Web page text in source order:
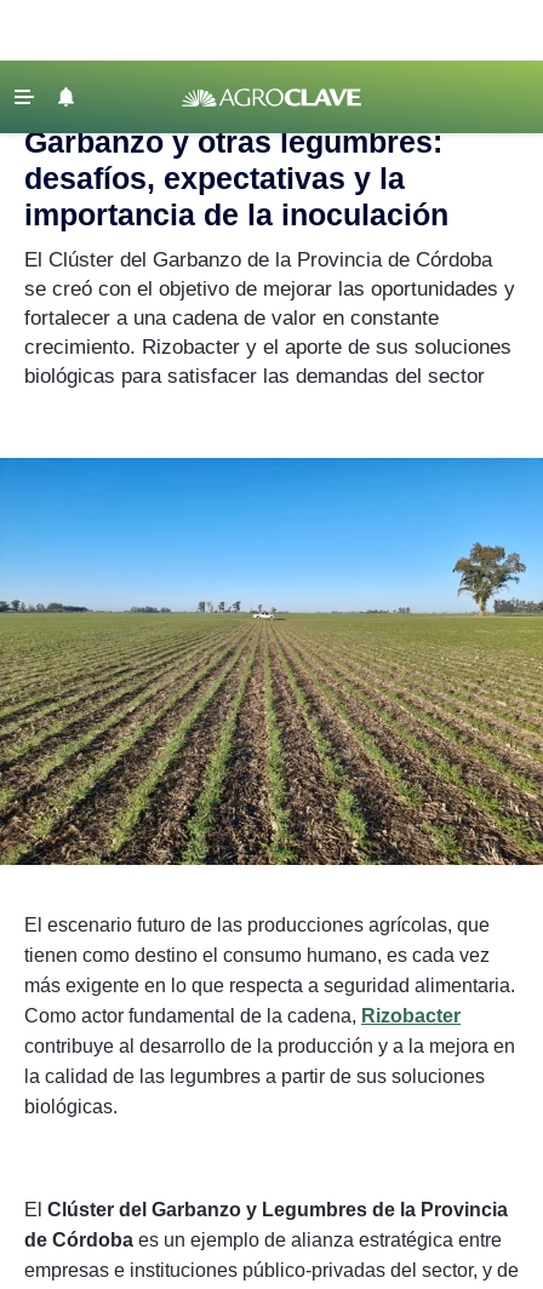
Agricultura
Ganadería
Lechería
Tecnología
Maquinaria agrícola
Agenda
Clima
Seguinos
‹ VOLVER
Agroclave Agricultura | legumbres
Garbanzo y otras legumbres:
desafíos, expectativas y la
importancia de la inoculación
El Clúster del Garbanzo de la Provincia de Córdoba
se creó con el objetivo de mejorar las oportunidades y
fortalecer a una cadena de valor en constante
crecimiento. Rizobacter y el aporte de sus soluciones
biológicas para satisfacer las demandas del sector
El escenario futuro de las producciones agrícolas, que
tienen como destino el consumo humano, es cada vez
más exigente en lo que respecta a seguridad alimentaria.
Como actor fundamental de la cadena, Rizobacter
contribuye al desarrollo de la producción y a la mejora en
la calidad de las legumbres a partir de sus soluciones
biológicas.
El Clúster del Garbanzo y Legumbres de la Provincia
de Córdoba es un ejemplo de alianza estratégica entre
empresas e instituciones público-privadas del sector, y de